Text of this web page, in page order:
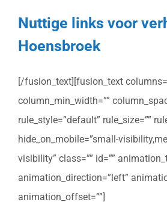
Nuttige links voor
Hoensbroek
[/fusion_text][fusion_text
column_min_width=””
rule_style=”default” rule_size=””
hide_on_mobile=”small-
visibility” class=”” id=””
animation_direction=”left”
animation_offset=””]